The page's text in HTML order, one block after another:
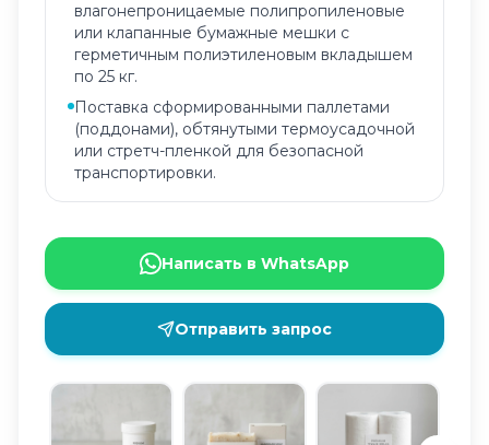
влагонепроницаемые полипропиленовые
или клапанные бумажные мешки с
герметичным полиэтиленовым вкладышем
по 25 кг.
Поставка сформированными паллетами
(поддонами), обтянутыми термоусадочной
или стретч-пленкой для безопасной
транспортировки.
Написать в WhatsApp
Отправить запрос